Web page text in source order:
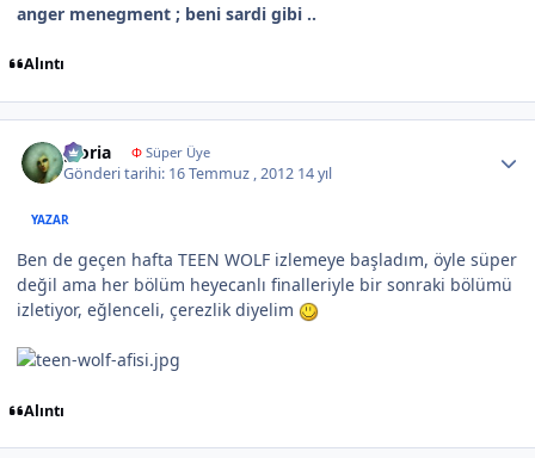
anger menegment ; beni sardi gibi ..
Alıntı
gloria ΦSüper Üye
Gönderi tarihi: 16 Temmuz , 2012 14 yıl
YAZAR
Ben de geçen hafta TEEN WOLF izlemeye başladım, öyle süper
değil ama her bölüm heyecanlı finalleriyle bir sonraki bölümü
izletiyor, eğlenceli, çerezlik diyelim
Alıntı